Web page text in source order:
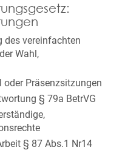
des vereinfachten
Wahl,
Präsenzsitzungen
§ 79a BetrVG
§ 87 Abs.1 Nr14